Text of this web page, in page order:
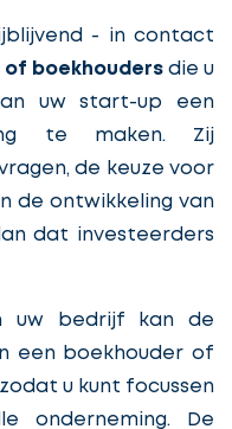
- in contact
boekhouders die u
uw start-up een
te maken. Zij
de keuze voor
de ontwikkeling van
dat investeerders
uw bedrijf kan de
een boekhouder of
u kunt focussen
onderneming. De